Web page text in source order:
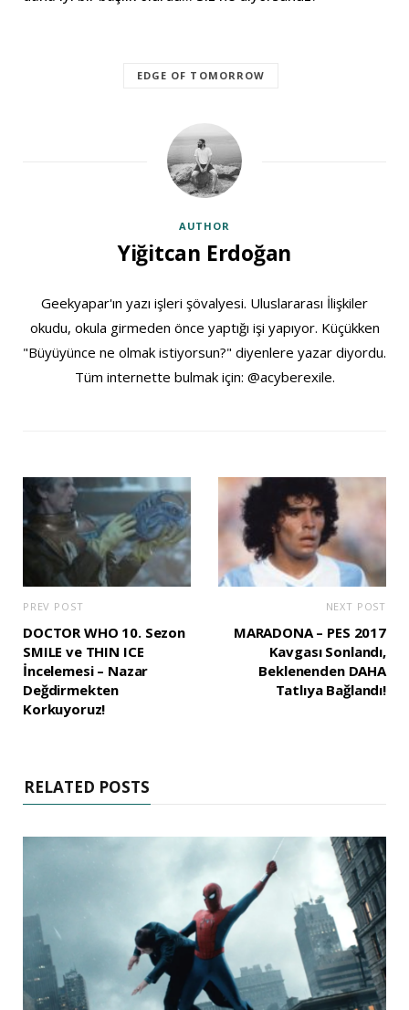
EDGE OF TOMORROW
AUTHOR
Yiğitcan Erdoğan
Geekyapar'ın yazı işleri şövalyesi. Uluslararası İlişkiler
okudu, okula girmeden önce yaptığı işi yapıyor. Küçükken
"Büyüyünce ne olmak istiyorsun?" diyenlere yazar diyordu.
Tüm internette bulmak için: @acyberexile.
PREV POST
DOCTOR WHO 10. Sezon
SMILE ve THIN ICE
İncelemesi – Nazar
Değdirmekten
Korkuyoruz!
NEXT POST
MARADONA – PES 2017
Kavgası Sonlandı,
Beklenenden DAHA
Tatlıya Bağlandı!
RELATED POSTS